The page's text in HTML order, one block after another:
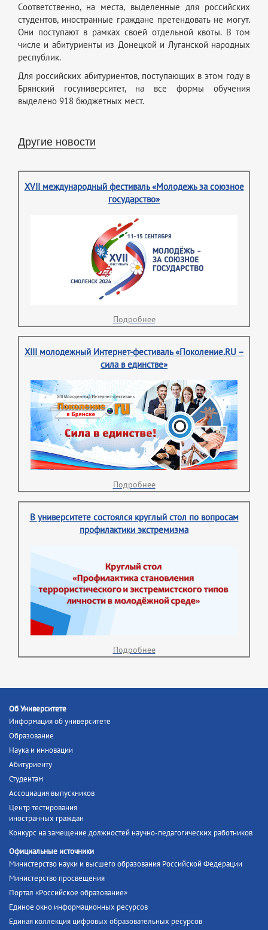
Соответственно, на места, выделенные для российских
студентов, иностранные граждане претендовать не могут.
Они поступают в рамках своей отдельной квоты. В том
числе и абитуриенты из Донецкой и Луганской народных
республик.
Для российских абитуриентов, поступающих в этом году в
Брянский госуниверситет, на все формы обучения
выделено 918 бюджетных мест.
Другие новости
XVII международный фестиваль «Молодежь за союзное
государство»
Подробнее
XIII молодежный Интернет-фестиваль «Поколение.RU –
сила в единстве»
Подробнее
В университете состоялся круглый стол по вопросам
профилактики экстремизма
Подробнее
Об Университете
Информация об университете
Образование
Наука и инновации
Абитуриенту
Студентам
Ассоциация выпускников
Центр тестирования
иностранных граждан
Конкурс на замещение должностей научно-педагогических работников
Официальные источники
Министерство науки и высшего образования Российской Федерации
Министерство просвещения
Портал «Российское образование»
Единое окно информационных ресурсов
Единая коллекция цифровых образовательных ресурсов